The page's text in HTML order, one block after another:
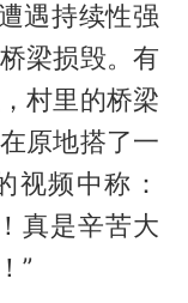
遇持续性强
梁损毁。有
村里的桥梁
原地搭了一
视频中称：
真是辛苦大
”